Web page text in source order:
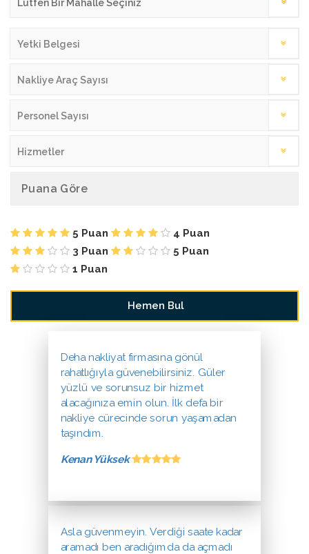
Yetki Belgesi
Nakliye Araç Sayısı
Personel Sayısı
Hizmetler
Puana Göre
5 Puan
4 Puan
3 Puan
5 Puan
1 Puan
Deha nakliyat firmasına gönül
rahatlığıyla güvenebilirsiniz. Güler
yüzlü ve sorunsuz bir hizmet
alacağınıza emin olun. İlk defa bir
nakliye cürecinde sorun yaşamadan
taşındım.
Kenan Yüksek
Asla güvenmeyin. Verdiği saate kadar
aramadı ben aradığımda da açmadı